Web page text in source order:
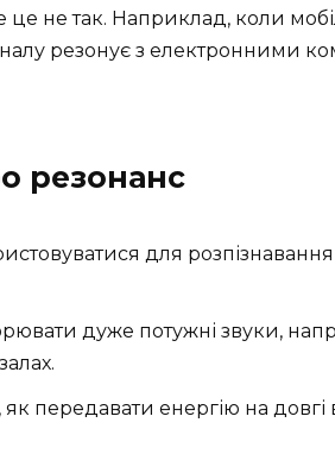
це не так. Наприклад, коли
резонує з електронними
резонанс
для
дуже потужні звуки,
передавати енергію на довгі